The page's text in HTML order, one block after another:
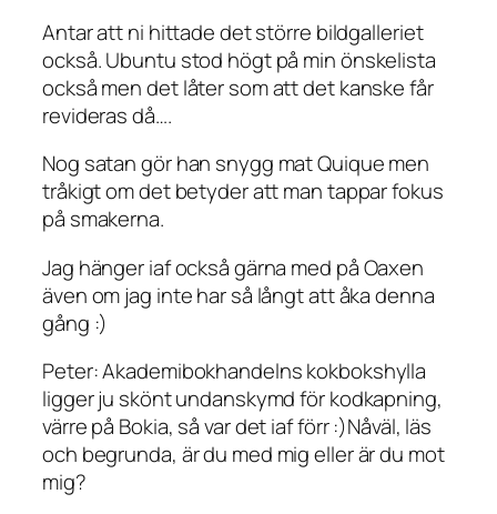
Antar att ni hittade det större bildgalleriet
också. Ubuntu stod högt på min önskelista
också men det låter som att det kanske får
revideras då….
Nog satan gör han snygg mat Quique men
tråkigt om det betyder att man tappar fokus
på smakerna.
Jag hänger iaf också gärna med på Oaxen
även om jag inte har så långt att åka denna
gång :)
Peter: Akademibokhandelns kokbokshylla
ligger ju skönt undanskymd för kodkapning,
värre på Bokia, så var det iaf förr :)Nåväl, läs
och begrunda, är du med mig eller är du mot
mig?